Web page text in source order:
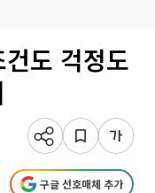
도 걱정도
구글 선호매체 추가